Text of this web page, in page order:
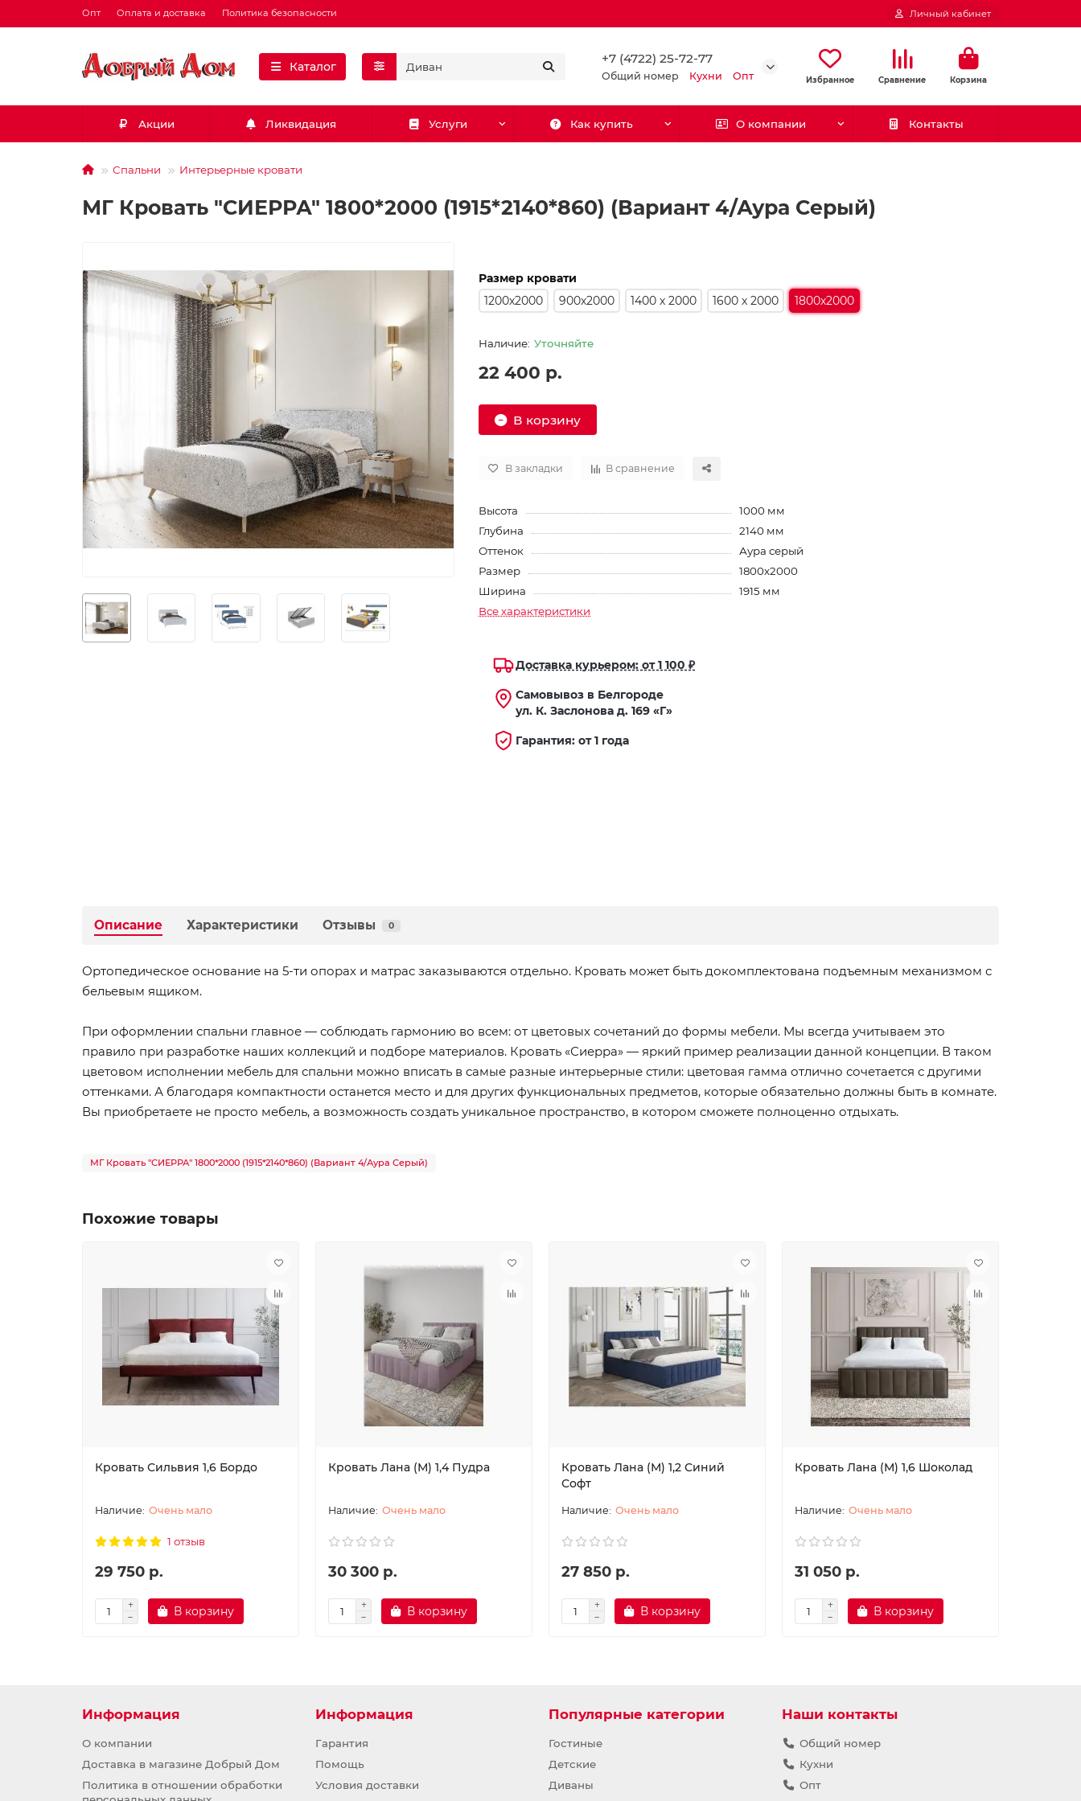
Опт Оплата и доставка Политика безопасности Личный кабинет
Каталог
+7 (4722) 25-72-77
Общий номер Кухни Опт Избранное Сравнение Корзина
Акции Ликвидация Услуги Как купить О компании Контакты
Спальни Интерьерные кровати
МГ Кровать "СИЕРРА" 1800*2000 (1915*2140*860) (Вариант 4/Аура Серый)
Размер кровати
1200х2000
900х2000 1400 х 2000 1600 х 2000 1800х2000
Уточняйте
22 400 р.
В корзину
В закладки В сравнение
Высота
1000 мм
Глубина
2140 мм
Оттенок
Аура серый
Размер
1800х2000
Ширина
1915 мм
Все характеристики
Доставка курьером: от 1 100 ₽
Самовывоз в Белгороде
ул. К. Заслонова д. 169 «Г»
Гарантия: от 1 года
Описание Характеристики Отзывы 0
Ортопедическое основание на 5-ти опорах и матрас заказываются отдельно. Кровать может быть докомплектована подъемным механизмом с
бельевым ящиком.
При оформлении спальни главное — соблюдать гармонию во всем: от цветовых сочетаний до формы мебели. Мы всегда учитываем это
правило при разработке наших коллекций и подборе материалов. Кровать «Сиерра» — яркий пример реализации данной концепции. В таком
цветовом исполнении мебель для спальни можно вписать в самые разные интерьерные стили: цветовая гамма отлично сочетается с другими
оттенками. А благодаря компактности останется место и для других функциональных предметов, которые обязательно должны быть в комнате.
Вы приобретаете не просто мебель, а возможность создать уникальное пространство, в котором сможете полноценно отдыхать.
МГ Кровать "СИЕРРА" 1800*2000 (1915*2140*860) (Вариант 4/Аура Серый)
Похожие товары
Кровать Сильвия 1,6 Бордо
Очень мало
1 отзыв
29 750 р.
В корзину
Кровать Лана (М) 1,4 Пудра
Очень мало
30 300 р.
В корзину
Кровать Лана (М) 1,2 Синий
Софт
Очень мало
27 850 р.
В корзину
Кровать Лана (М) 1,6 Шоколад
Очень мало
31 050 р.
В корзину
Информация
О компании
Доставка в магазине Добрый Дом
Политика в отношении обработки
Информация
Гарантия
Помощь
Условия доставки
Популярные категории
Гостиные
Детские
Диваны
Наши контакты
Общий номер
Кухни
Опт